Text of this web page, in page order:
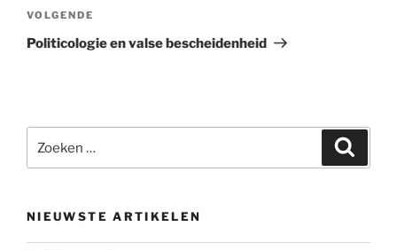
Volgend
bericht
VOLGENDE
Politicologie en valse bescheidenheid
naar:
NIEUWSTE ARTIKELEN